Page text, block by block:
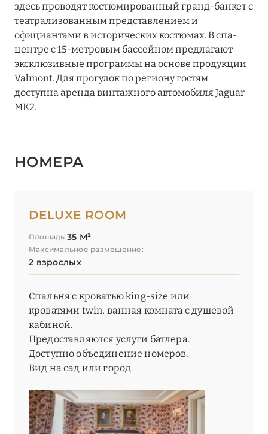
здесь проводят костюмированный гранд-банкет с
театрализованным представлением и
официантами в исторических костюмах. В спа-
центре с 15-метровым бассейном предлагают
эксклюзивные программы на основе продукции
Valmont. Для прогулок по региону гостям
доступна аренда винтажного автомобиля Jaguar
MK2.
НОМЕРА
DELUXE ROOM
Площадь:35 М²
Максимальное размещение:
2 взрослых
Спальня с кроватью king-size или
кроватями twin, ванная комната с душевой
кабиной.
Предоставляются услуги батлера.
Доступно объединение номеров.
Вид на сад или город.